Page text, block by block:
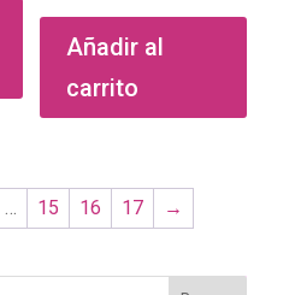
producto
múltiples
variantes.
se
Añadir al
carrito
… 15 16 17 →